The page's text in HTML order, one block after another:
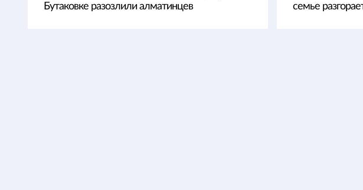
Бутаковке разозлили алматинцев
семье